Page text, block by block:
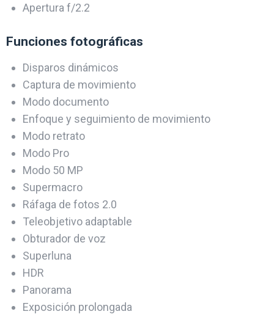
Apertura f/2.2
Funciones fotográficas
Disparos dinámicos
Captura de movimiento
Modo documento
Enfoque y seguimiento de movimiento
Modo retrato
Modo Pro
Modo 50 MP
Supermacro
Ráfaga de fotos 2.0
Teleobjetivo adaptable
Obturador de voz
Superluna
HDR
Panorama
Exposición prolongada